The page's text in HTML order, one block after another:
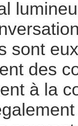
sont
des
à la